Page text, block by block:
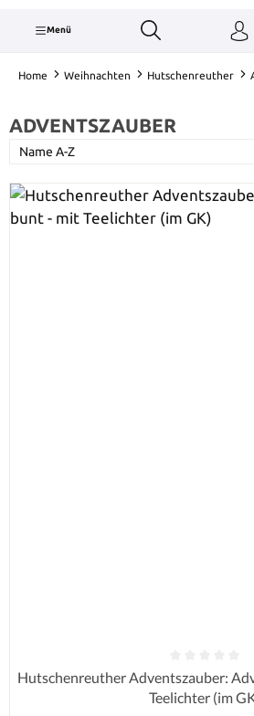
Menü
Home Weihnachten Hutschenreuther
ADVENTSZAUBER
Durchschnittliche Bewertung
Hutschenreuther Adventszauber:
Teelichter (im